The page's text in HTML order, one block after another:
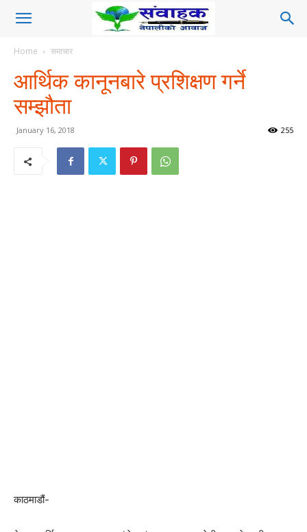
Home समाचार
आर्थिक कानूनबारे प्रशिक्षण गर्ने
सम्झौता
January 16, 2018 255
काठमाडौं-